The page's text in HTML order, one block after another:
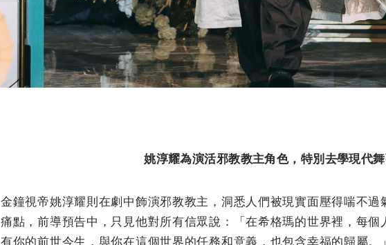
姚淳耀為演活邪教教主角色，特別去學現代舞
金鐘視帝姚淳耀則在劇中飾演邪教教主，洞悉人們被現實面壓得喘不
痛點，前導預告中，只見他對所有信眾說：「在希格瑪的世界裡，每
有你的前世今生，與你在這個世界的任務和意義，也包含幸福的歸屬